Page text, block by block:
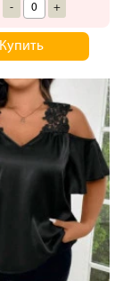
- +
Купить